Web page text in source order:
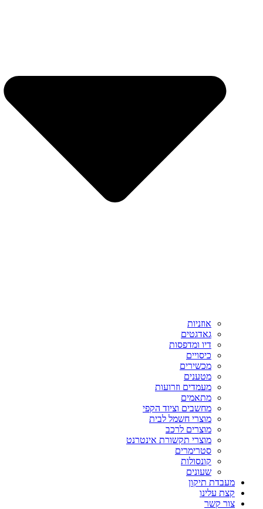
אוזניות
גאדגטים
דיו ומדפסות
כיסויים
מכשירים
מטענים
מעמדים וזרועות
מתאמים
מחשבים וציוד הקפי
מוצרי חשמל לבית
מוצרים לרכב
מוצרי תקשורת אינטרנט
סטרימרים
קונסולות
שעונים
מעבדת תיקון
קצת עלינו
צור קשר